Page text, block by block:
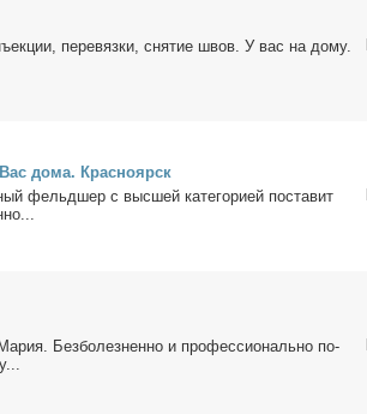
пе­ре­вяз­ки, сня­тие швов. У вас на до­му.
до­ма. Крас­но­ярск
фельд­шер с выс­шей ка­те­го­ри­ей по­ста­вит
Без­бо­лез­нен­но и про­фес­сио­наль­но по­